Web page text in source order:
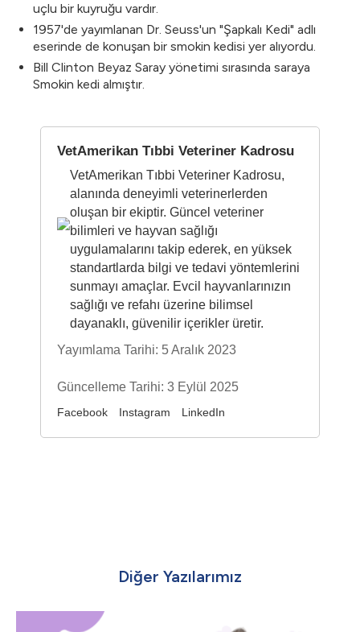
uçlu bir kuyruğu vardır.
1957'de yayımlanan Dr. Seuss'un "Şapkalı Kedi" adlı
eserinde de konuşan bir smokin kedisi yer alıyordu.
Bill Clinton Beyaz Saray yönetimi sırasında saraya
Smokin kedi almıştır.
VetAmerikan Tıbbi Veteriner Kadrosu
VetAmerikan Tıbbi Veteriner Kadrosu,
alanında deneyimli veterinerlerden
oluşan bir ekiptir. Güncel veteriner
bilimleri ve hayvan sağlığı
uygulamalarını takip ederek, en yüksek
standartlarda bilgi ve tedavi yöntemlerini
sunmayı amaçlar. Evcil hayvanlarınızın
sağlığı ve refahı üzerine bilimsel
dayanaklı, güvenilir içerikler üretir.
Yayımlama Tarihi: 5 Aralık 2023
Güncelleme Tarihi: 3 Eylül 2025
Facebook Instagram LinkedIn
Diğer Yazılarımız